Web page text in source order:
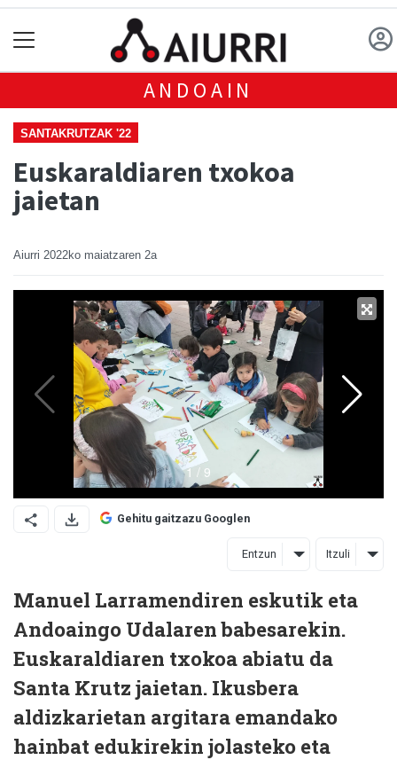
ANDOAIN
SANTAKRUTZAK '22
Euskaraldiaren txokoa
jaietan
Aiurri 2022ko maiatzaren 2a
Gehitu gaitzazu Googlen
Entzun Itzuli
Manuel Larramendiren eskutik eta
Andoaingo Udalaren babesarekin.
Euskaraldiaren txokoa abiatu da
Santa Krutz jaietan. Ikusbera
aldizkarietan argitara emandako
hainbat edukirekin jolasteko eta